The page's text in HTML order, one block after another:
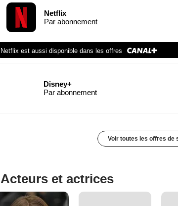
Netflix
Par abonnement
Netflix est aussi disponible dans les offres
Disney+
Par abonnement
Voir toutes les offres de
Acteurs et actrices